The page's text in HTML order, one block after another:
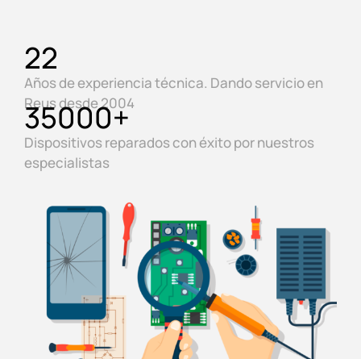
Años de experiencia técnica. Dando servicio en
Reus desde 2004
22
Dispositivos reparados con éxito por nuestros
especialistas
35000+